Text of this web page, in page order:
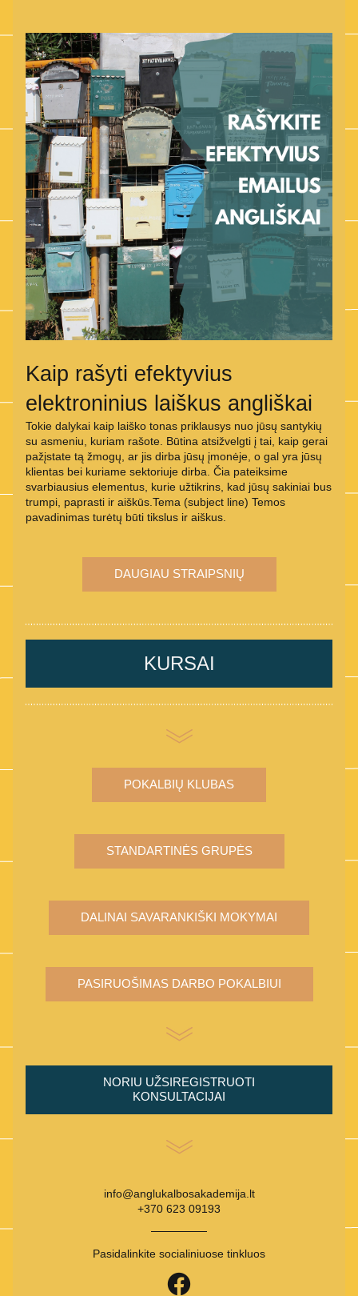
Kaip rašyti efektyvius
elektroninius laiškus angliškai
Tokie dalykai kaip laiško tonas priklausys nuo jūsų santykių
su asmeniu, kuriam rašote. Būtina atsižvelgti į tai, kaip gerai
pažįstate tą žmogų, ar jis dirba jūsų įmonėje, o gal yra jūsų
klientas bei kuriame sektoriuje dirba. Čia pateiksime
svarbiausius elementus, kurie užtikrins, kad jūsų sakiniai bus
trumpi, paprasti ir aiškūs.Tema (subject line) Temos
pavadinimas turėtų būti tikslus ir aiškus.
DAUGIAU STRAIPSNIŲ
KURSAI
POKALBIŲ KLUBAS
STANDARTINĖS GRUPĖS
DALINAI SAVARANKIŠKI MOKYMAI
PASIRUOŠIMAS DARBO POKALBIUI
NORIU UŽSIREGISTRUOTI
KONSULTACIJAI
info@anglukalbosakademija.lt
+370 623 09193
Pasidalinkite socialiniuose tinkluos